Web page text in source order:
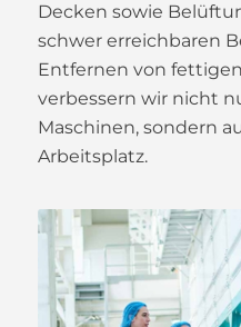
Decken sowie
schwer erreichbaren
Entfernen von
verbessern wir nicht
Maschinen, sondern
Arbeitsplatz.